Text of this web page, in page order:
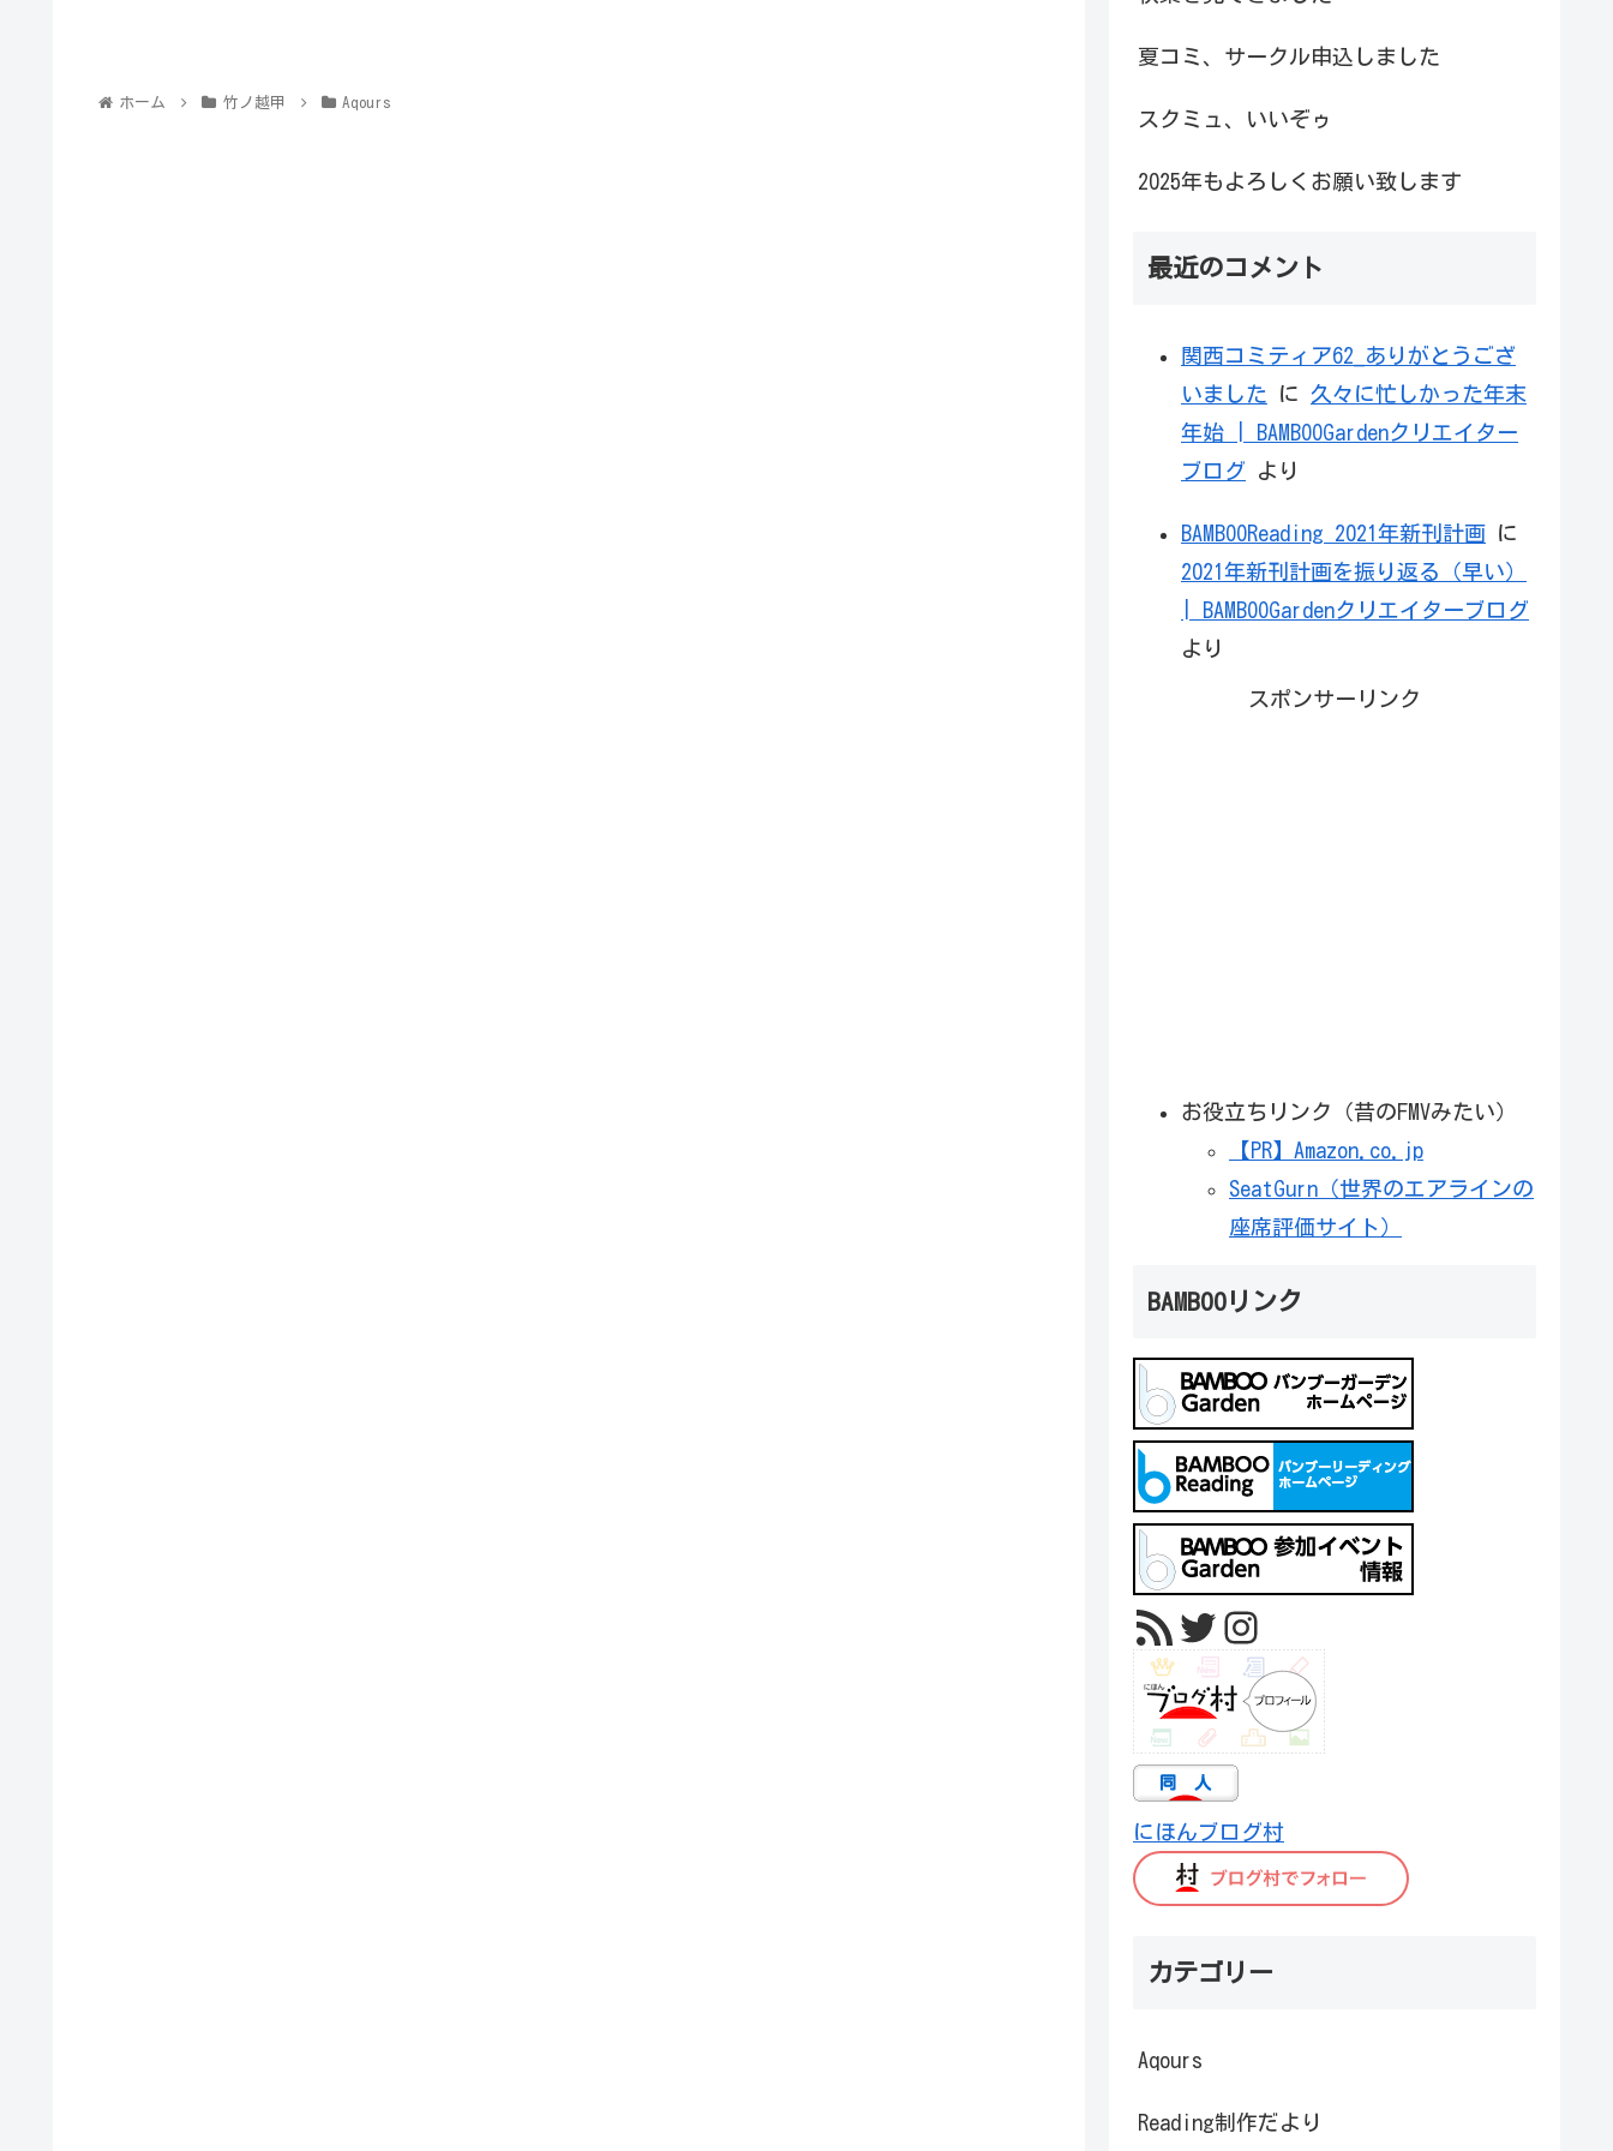
ホーム 竹ノ越甲 Aqours
夏コミ、サークル申込しました
スクミュ、いいぞゥ
2025年もよろしくお願い致します
最近のコメント
関西コミティア62_ありがとうござ
いました
に 久々に忙しかった年末
年始 | BAMBOOGardenクリエイター
ブログ より
BAMBOOReading 2021年新刊計画 に
2021年新刊計画を振り返る（早い）
| BAMBOOGardenクリエイターブログ
より
スポンサーリンク
お役立ちリンク（昔のFMVみたい）
【PR】Amazon.co.jp
SeatGurn（世界のエアラインの
座席評価サイト）
BAMBOOリンク
RSS フィードTwitter
Instagram
にほんブログ村
カテゴリー
Aqours
Reading制作だより